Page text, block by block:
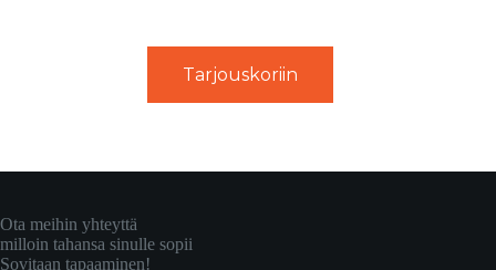
Tarjouskoriin
Ota meihin yhteyttä
milloin tahansa sinulle sopii
Sovitaan tapaaminen!